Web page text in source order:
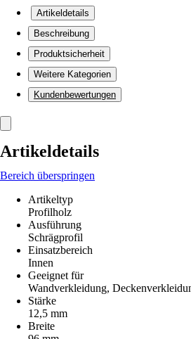
Artikeldetails
Beschreibung
Produktsicherheit
Weitere Kategorien
Kundenbewertungen
Artikeldetails
Bereich überspringen
Artikeltyp
Profilholz
Ausführung
Schrägprofil
Einsatzbereich
Innen
Geeignet für
Wandverkleidung,
Stärke
12,5 mm
Breite